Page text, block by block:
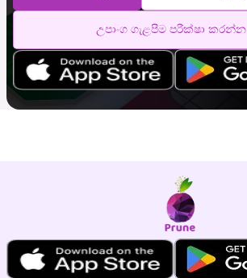
උපාංග ගැළපීම පරීක්ෂා කරන්න